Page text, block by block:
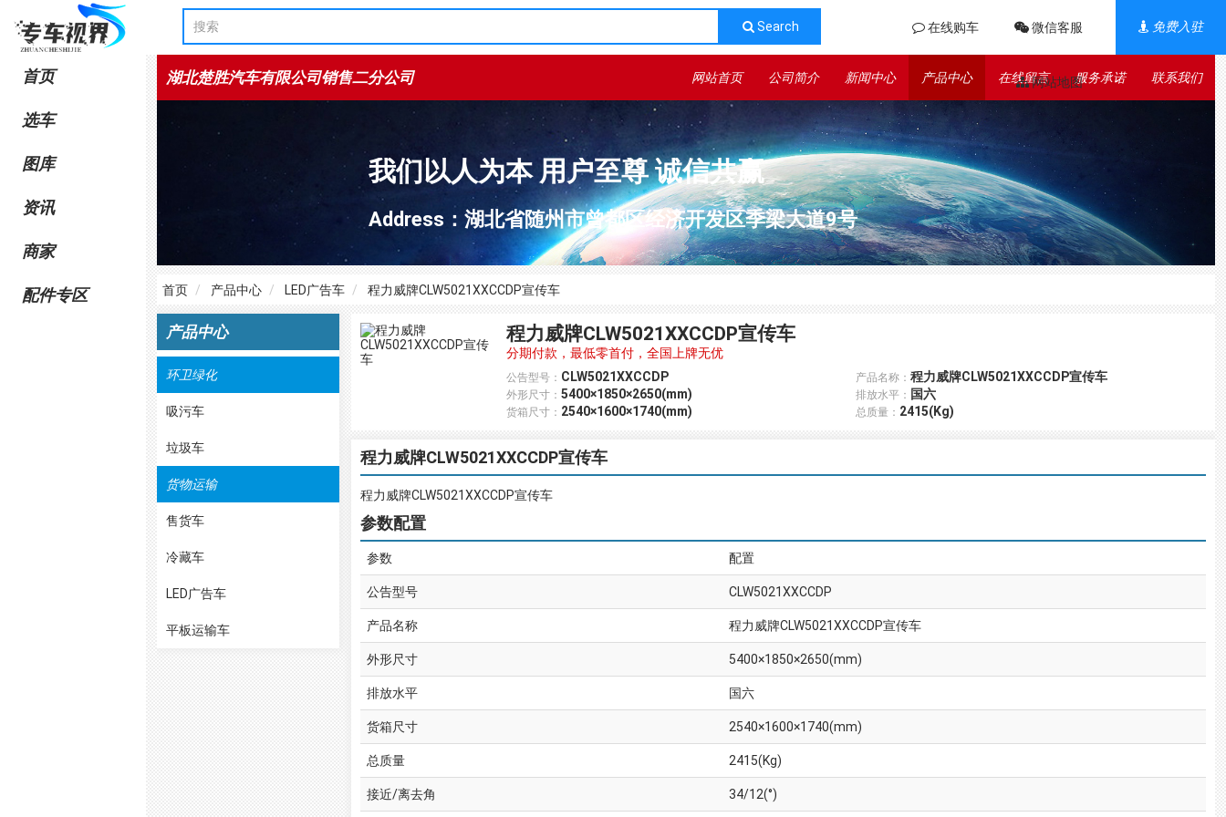
Search 在线购车 微信客服
网站地图
免费入驻
首页
选车
图库
资讯
商家
配件专区
湖北楚胜汽车有限公司销售二分公司 网站首页 公司简介 新闻中心 产品中心 在线留言 服务承诺 联系我们
我们以人为本 用户至尊 诚信共赢
Address：湖北省随州市曾都区经济开发区季梁大道9号
首页 产品中心 LED广告车 程力威牌CLW5021XXCCDP宣传车
产品中心
环卫绿化
吸污车
垃圾车
货物运输
售货车
冷藏车
LED广告车
平板运输车
程力威牌CLW5021XXCCDP宣传车
分期付款，最低零首付，全国上牌无优
公告型号： CLW5021XXCCDP 产品名称：程力威牌CLW5021XXCCDP宣传车
外形尺寸： 5400×1850×2650(mm) 排放水平： 国六
货箱尺寸： 2540×1600×1740(mm) 总质量： 2415(Kg)
程力威牌CLW5021XXCCDP宣传车
程力威牌CLW5021XXCCDP宣传车
参数配置
参数 配置
公告型号 CLW5021XXCCDP
产品名称 程力威牌CLW5021XXCCDP宣传车
外形尺寸 5400×1850×2650(mm)
排放水平 国六
货箱尺寸 2540×1600×1740(mm)
总质量 2415(Kg)
接近/离去角 34/12(°)